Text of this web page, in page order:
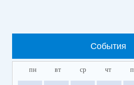
События
пн вт ср чт